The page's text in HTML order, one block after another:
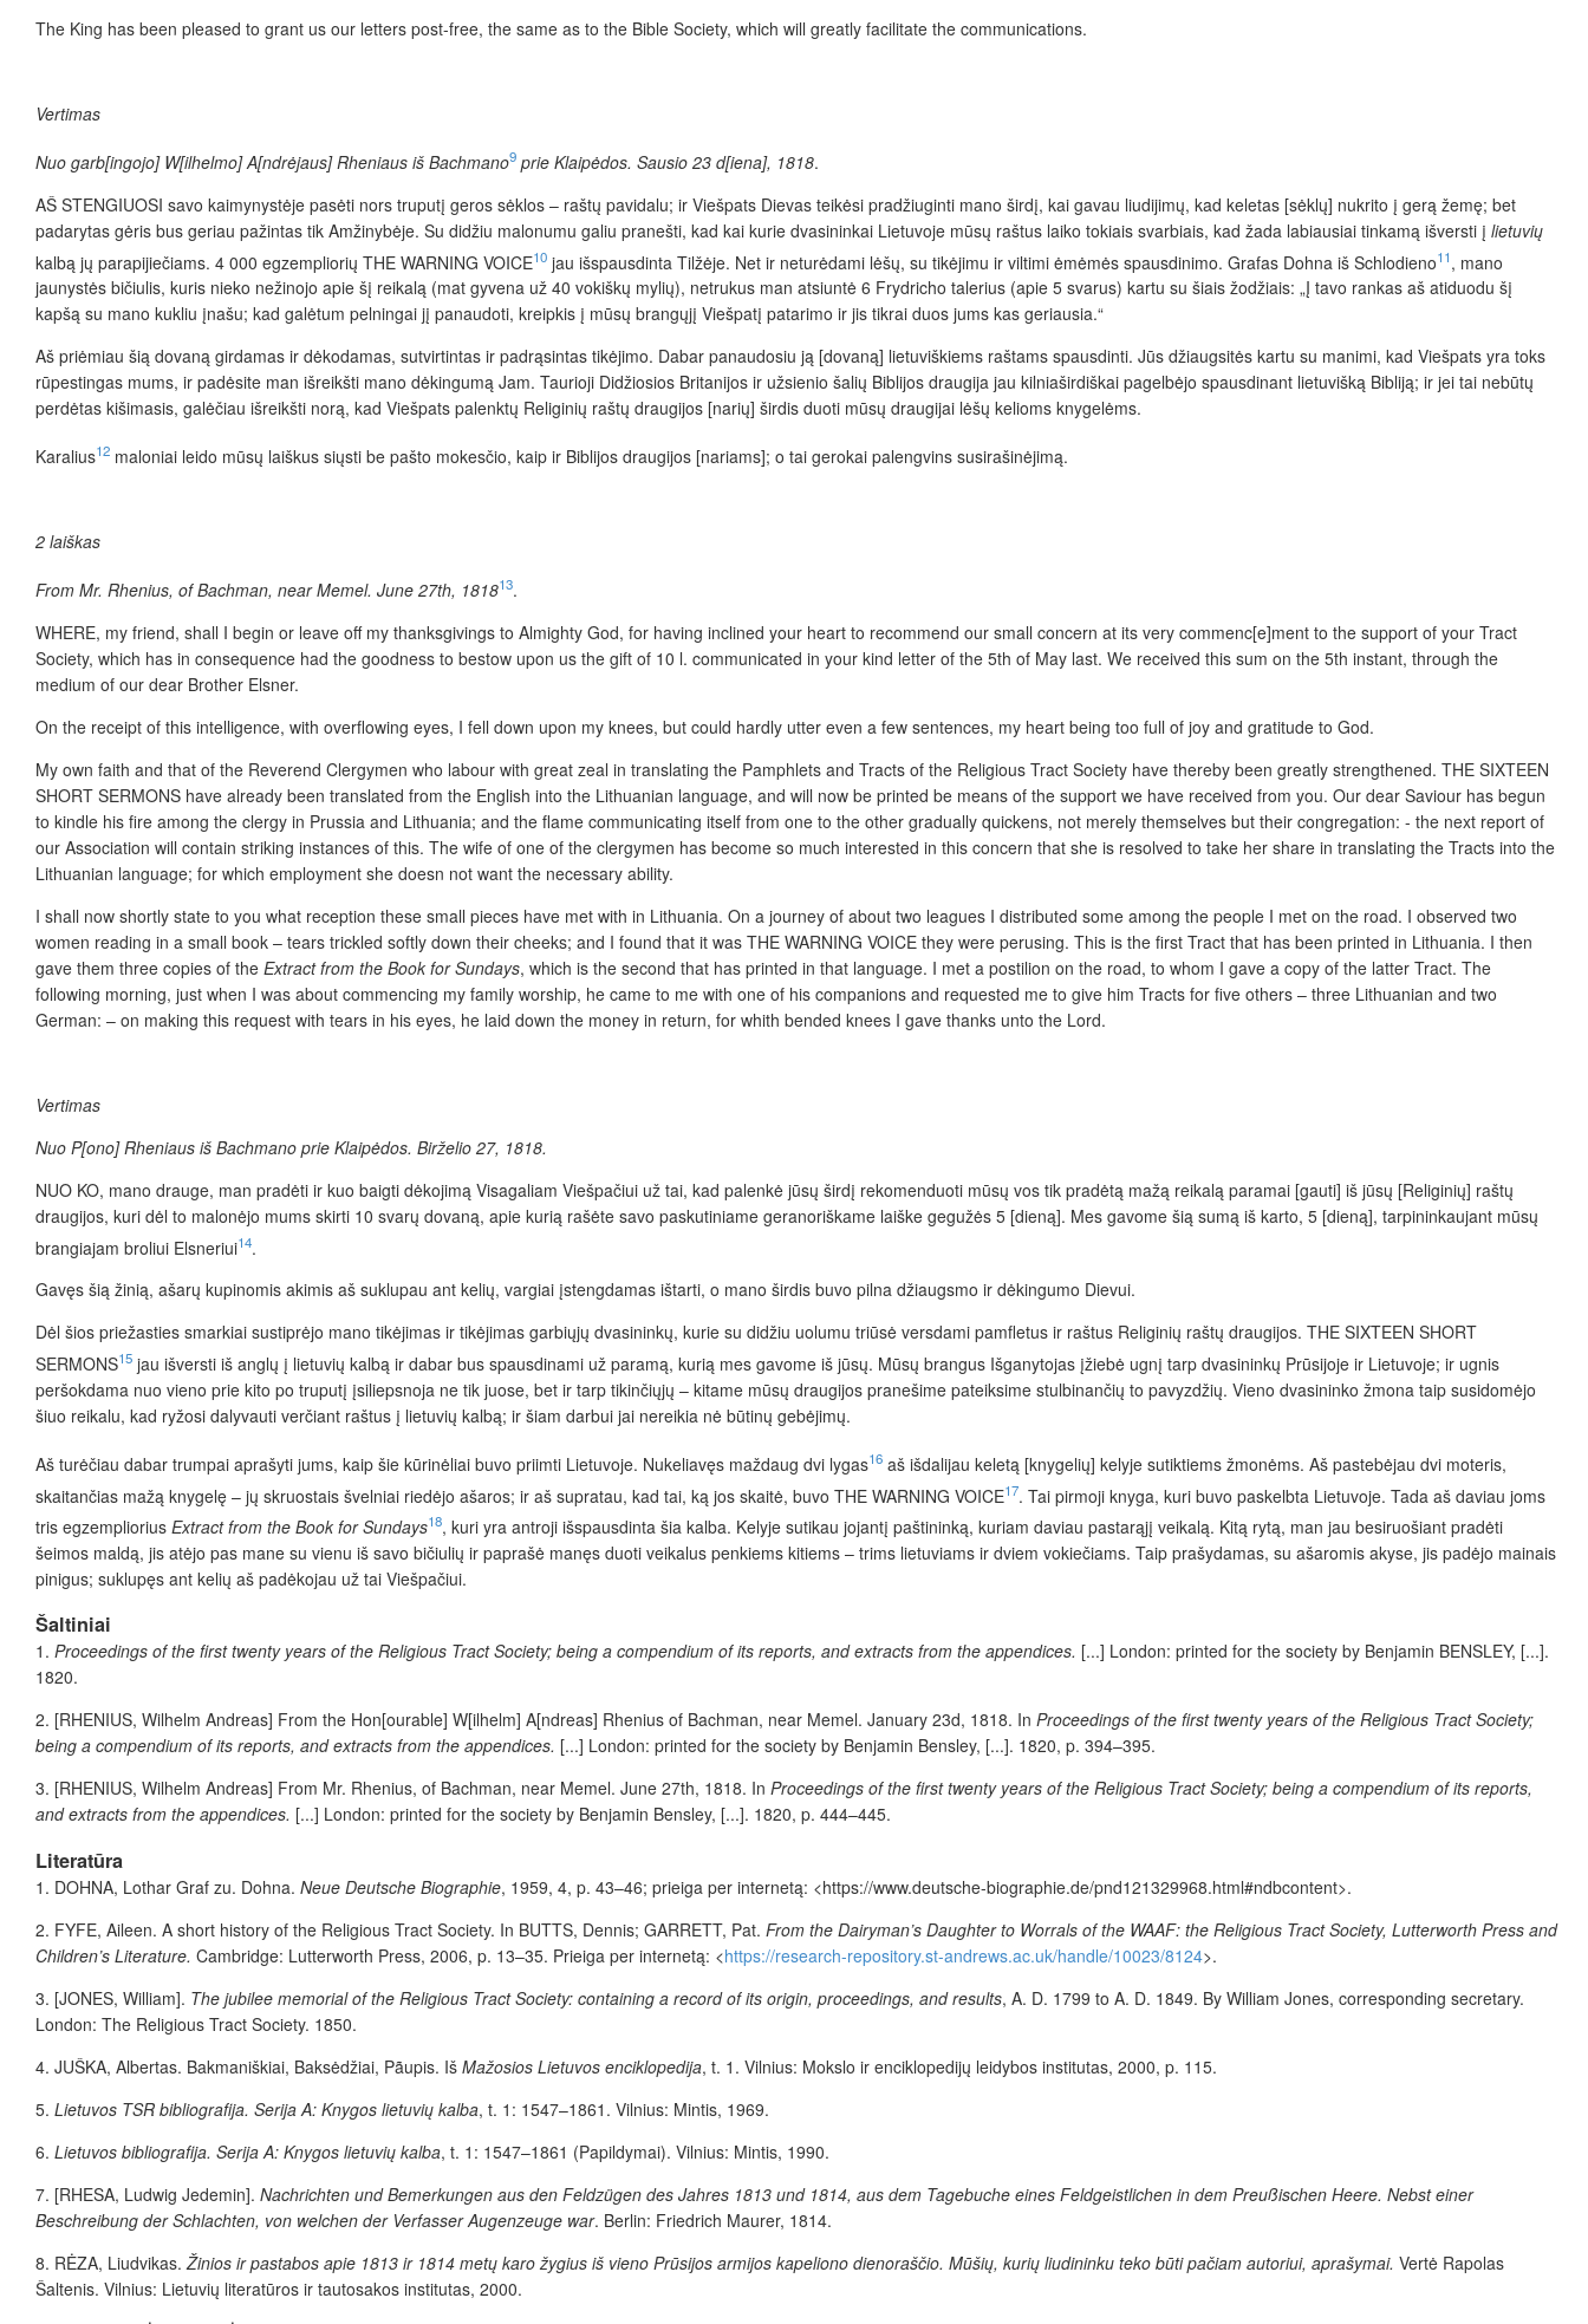
The King has been pleased to grant us our letters post-free, the same as to the Bible Society, which will greatly facilitate the communications.
Vertimas
Nuo garb[ingojo] W[ilhelmo] A[ndrėjaus] Rheniaus iš Bachmano9 prie Klaipėdos. Sausio 23 d[iena], 1818.
AŠ STENGIUOSI savo kaimynystėje pasėti nors truputį geros sėklos – raštų pavidalu; ir Viešpats Dievas teikėsi pradžiuginti mano širdį, kai gavau liudijimų, kad keletas [sėklų] nukrito į gerą žemę; bet
padarytas gėris bus geriau pažintas tik Amžinybėje. Su didžiu malonumu galiu pranešti, kad kai kurie dvasininkai Lietuvoje mūsų raštus laiko tokiais svarbiais, kad žada labiausiai tinkamą išversti į lietuvių
kalbą jų parapijiečiams. 4 000 egzempliorių THE WARNING VOICE10 jau išspausdinta Tilžėje. Net ir neturėdami lėšų, su tikėjimu ir viltimi ėmėmės spausdinimo. Grafas Dohna iš Schlodieno11, mano
jaunystės bičiulis, kuris nieko nežinojo apie šį reikalą (mat gyvena už 40 vokiškų mylių), netrukus man atsiuntė 6 Frydricho talerius (apie 5 svarus) kartu su šiais žodžiais: „Į tavo rankas aš atiduodu šį
kapšą su mano kukliu įnašu; kad galėtum pelningai jį panaudoti, kreipkis į mūsų brangųjį Viešpatį patarimo ir jis tikrai duos jums kas geriausia.“
Aš priėmiau šią dovaną girdamas ir dėkodamas, sutvirtintas ir padrąsintas tikėjimo. Dabar panaudosiu ją [dovaną] lietuviškiems raštams spausdinti. Jūs džiaugsitės kartu su manimi, kad Viešpats yra toks
rūpestingas mums, ir padėsite man išreikšti mano dėkingumą Jam. Taurioji Didžiosios Britanijos ir užsienio šalių Biblijos draugija jau kilniaširdiškai pagelbėjo spausdinant lietuvišką Bibliją; ir jei tai nebūtų
perdėtas kišimasis, galėčiau išreikšti norą, kad Viešpats palenktų Religinių raštų draugijos [narių] širdis duoti mūsų draugijai lėšų kelioms knygelėms.
Karalius12 maloniai leido mūsų laiškus siųsti be pašto mokesčio, kaip ir Biblijos draugijos [nariams]; o tai gerokai palengvins susirašinėjimą.
2 laiškas
From Mr. Rhenius, of Bachman, near Memel. June 27th, 181813.
WHERE, my friend, shall I begin or leave off my thanksgivings to Almighty God, for having inclined your heart to recommend our small concern at its very commenc[e]ment to the support of your Tract
Society, which has in consequence had the goodness to bestow upon us the gift of 10 l. communicated in your kind letter of the 5th of May last. We received this sum on the 5th instant, through the
medium of our dear Brother Elsner.
On the receipt of this intelligence, with overflowing eyes, I fell down upon my knees, but could hardly utter even a few sentences, my heart being too full of joy and gratitude to God.
My own faith and that of the Reverend Clergymen who labour with great zeal in translating the Pamphlets and Tracts of the Religious Tract Society have thereby been greatly strengthened. THE SIXTEEN
SHORT SERMONS have already been translated from the English into the Lithuanian language, and will now be printed be means of the support we have received from you. Our dear Saviour has begun
to kindle his fire among the clergy in Prussia and Lithuania; and the flame communicating itself from one to the other gradually quickens, not merely themselves but their congregation: - the next report of
our Association will contain striking instances of this. The wife of one of the clergymen has become so much interested in this concern that she is resolved to take her share in translating the Tracts into the
Lithuanian language; for which employment she doesn not want the necessary ability.
I shall now shortly state to you what reception these small pieces have met with in Lithuania. On a journey of about two leagues I distributed some among the people I met on the road. I observed two
women reading in a small book – tears trickled softly down their cheeks; and I found that it was THE WARNING VOICE they were perusing. This is the first Tract that has been printed in Lithuania. I then
gave them three copies of the Extract from the Book for Sundays, which is the second that has printed in that language. I met a postilion on the road, to whom I gave a copy of the latter Tract. The
following morning, just when I was about co­mmencing my family worship, he came to me with one of his companions and requested me to give him Tracts for five others – three Lithuanian and two
German: – on making this request with tears in his eyes, he laid down the money in return, for whith bended knees I gave thanks unto the Lord.
Vertimas
Nuo P[ono] Rheniaus iš Bachmano prie Klaipėdos. Birželio 27, 1818.
NUO KO, mano drauge, man pradėti ir kuo baigti dėkojimą Visagaliam Viešpačiui už tai, kad palenkė jūsų širdį rekomenduoti mūsų vos tik pradėtą mažą reikalą paramai [gauti] iš jūsų [Religinių] raštų
draugijos, kuri dėl to malonėjo mums skirti 10 svarų dovaną, apie kurią rašėte savo paskutiniame geranoriškame laiške gegužės 5 [dieną]. Mes gavome šią sumą iš karto, 5 [dieną], tarpininkaujant mūsų
brangiajam broliui Elsneriui14.
Gavęs šią žinią, ašarų kupinomis akimis aš suklupau ant kelių, vargiai įstengdamas ištarti, o mano širdis buvo pilna džiaugsmo ir dėkingumo Dievui.
Dėl šios priežasties smarkiai sustiprėjo mano tikėjimas ir tikėjimas garbiųjų dvasininkų, kurie su didžiu uolumu triūsė versdami pamfletus ir raštus Religinių raštų draugijos. THE SIXTEEN SHORT
SERMONS15 jau išversti iš anglų į lietuvių kalbą ir dabar bus spausdinami už paramą, kurią mes gavome iš jūsų. Mūsų brangus Išganytojas įžiebė ugnį tarp dvasininkų Prūsijoje ir Lietuvoje; ir ugnis
peršokdama nuo vieno prie kito po truputį įsiliepsnoja ne tik juose, bet ir tarp tikinčiųjų – kitame mūsų draugijos pranešime pateiksime stulbinančių to pavyzdžių. Vieno dvasininko žmona taip susidomėjo
šiuo reikalu, kad ryžosi dalyvauti verčiant raštus į lietuvių kalbą; ir šiam darbui jai nereikia nė būtinų gebėjimų.
Aš turėčiau dabar trumpai aprašyti jums, kaip šie kūrinėliai buvo priimti Lietuvoje. Nukeliavęs maždaug dvi lygas16 aš išdalijau keletą [knygelių] kelyje sutiktiems žmonėms. Aš pastebėjau dvi moteris,
skaitančias mažą knygelę – jų skruostais švelniai riedėjo ašaros; ir aš supratau, kad tai, ką jos skaitė, buvo THE WARNING VOICE17. Tai pirmoji knyga, kuri buvo paskelbta Lietuvoje. Tada aš daviau joms
tris egzempliorius Extract from the Book for Sundays18, kuri yra antroji išspausdinta šia kalba. Kelyje sutikau jojantį paštininką, kuriam daviau pastarąjį veikalą. Kitą rytą, man jau besiruošiant pradėti
šeimos maldą, jis atėjo pas mane su vienu iš savo bičiulių ir paprašė manęs duoti veikalus penkiems kitiems – trims lietuviams ir dviem vokiečiams. Taip prašydamas, su ašaromis akyse, jis padėjo mainais
pinigus; suklupęs ant kelių aš padėkojau už tai Viešpačiui.
Šaltiniai
1. Proceedings of the first twenty years of the Religious Tract Society; being a compendium of its reports, and extracts from the appendices. [...] London: printed for the society by Benjamin BENSLEY, [...].
1820.
2. [RHENIUS, Wilhelm Andreas] From the Hon[ourable] W[ilhelm] A[ndreas] Rhenius of Bachman, near Memel. January 23d, 1818. In Proceedings of the first twenty years of the Religious Tract Society;
being a compendium of its reports, and extracts from the appendices. [...] London: printed for the society by Benjamin Bensley, [...]. 1820, p. 394–395.
3. [RHENIUS, Wilhelm Andreas] From Mr. Rhenius, of Bachman, near Memel. June 27th, 1818. In Proceedings of the first twenty years of the Religious Tract Society; being a compendium of its reports,
and extracts from the appendices. [...] London: printed for the society by Benjamin Bensley, [...]. 1820, p. 444–445.
Literatūra
1. DOHNA, Lothar Graf zu. Dohna. Neue Deutsche Biographie, 1959, 4, p. 43–46; prieiga per internetą: <https://www.deutsche-biographie.de/pnd121329968.html#ndbcontent>.
2. FYFE, Aileen. A short history of the Religious Tract Society. In BUTTS, Dennis; GARRETT, Pat. From the Dairyman’s Daughter to Worrals of the WAAF: the Religious Tract Society, Lutterworth Press and
Children’s Literature. Cambridge: Lutterworth Press, 2006, p. 13–35. Prieiga per internetą: <https://research-repository.st-andrews.ac.uk/handle/10023/8124>.
3. [JONES, William]. The jubilee memorial of the Religious Tract Society: containing a record of its origin, proceedings, and results, A. D. 1799 to A. D. 1849. By William Jones, corresponding secretary.
London: The Religious Tract Society. 1850.
4. JUŠKA, Albertas. Bakmaniškiai, Baksėdžiai, Pãupis. Iš Mažosios Lietuvos enciklopedija, t. 1. Vilnius: Mokslo ir enciklopedijų leidybos institutas, 2000, p. 115.
5. Lietuvos TSR bibliografija. Serija A: Knygos lietuvių kalba, t. 1: 1547–1861. Vilnius: Mintis, 1969.
6. Lietuvos bibliografija. Serija A: Knygos lietuvių kalba, t. 1: 1547–1861 (Papildymai). Vilnius: Mintis, 1990.
7. [RHESA, Ludwig Jedemin]. Nachrichten und Bemerkungen aus den Feldzügen des Jahres 1813 und 1814, aus dem Tagebuche eines Feldgeistlichen in dem Preußischen Heere. Nebst einer
Beschreibung der Schlachten, von welchen der Verfasser Augenzeuge war. Berlin: Friedrich Maurer, 1814.
8. RĖZA, Liudvikas. Žinios ir pastabos apie 1813 ir 1814 metų karo žygius iš vieno Prūsijos armijos kapeliono dienoraščio. Mūšių, kurių liudininku teko būti pačiam autoriui, aprašymai. Vertė Rapolas
Šaltenis. Vilnius: Lietuvių literatūros ir tautosakos institutas, 2000.